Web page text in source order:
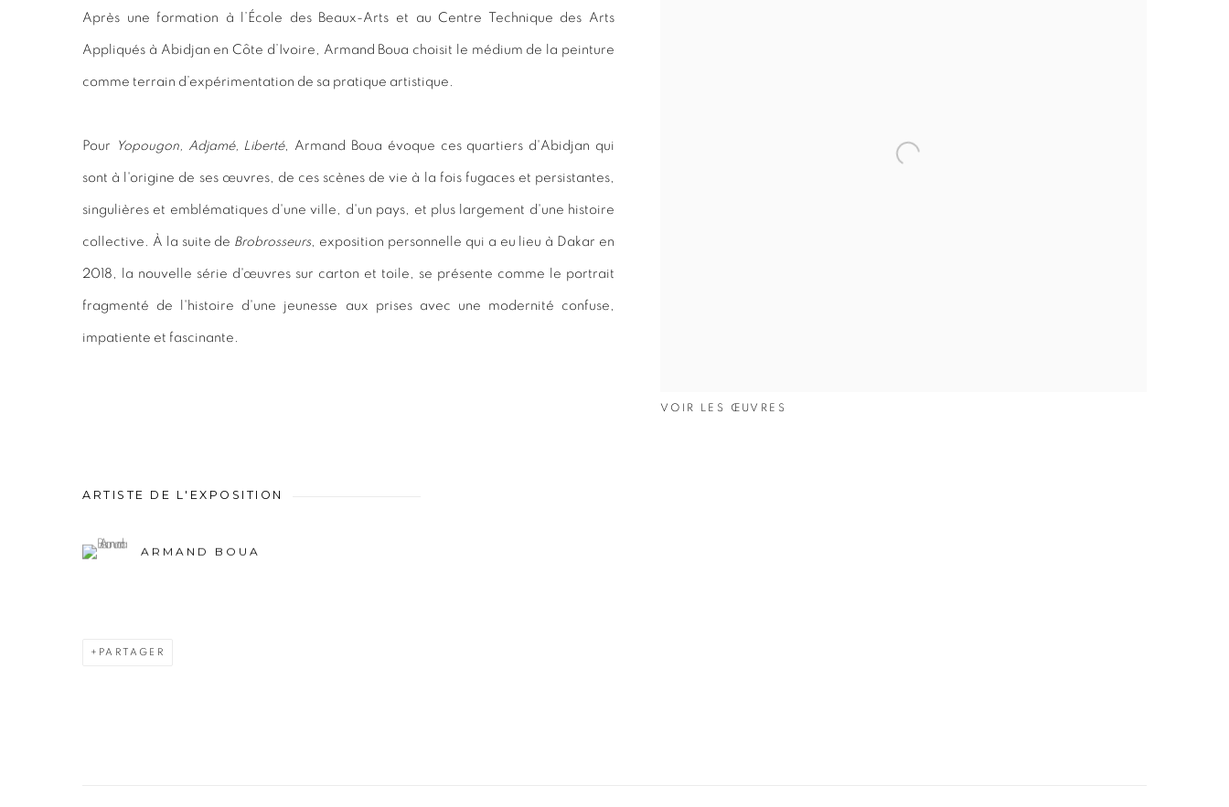
VOIR LES ŒUVRES
Après une formation à l’École des Beaux-Arts et au Centre Technique des Arts
Appliqués à Abidjan en Côte d’Ivoire, Armand Boua choisit le médium de la peinture
comme terrain d’expérimentation de sa pratique artistique.
Pour Yopougon, Adjamé, Liberté, Armand Boua évoque ces quartiers d'Abidjan qui
sont à l'origine de ses œuvres, de ces scènes de vie à la fois fugaces et persistantes,
singulières et emblématiques d'une ville, d'un pays, et plus largement d'une histoire
collective. À la suite de Brobrosseurs, exposition personnelle qui a eu lieu à Dakar en
2018, la nouvelle série d'œuvres sur carton et toile, se présente comme le portrait
fragmenté de l'histoire d'une jeunesse aux prises avec une modernité confuse,
impatiente et fascinante.
ARTISTE DE L'EXPOSITION
ARMAND BOUA
PARTAGER